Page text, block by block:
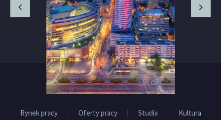
Rynek pracy Oferty pracy Studia Kultura